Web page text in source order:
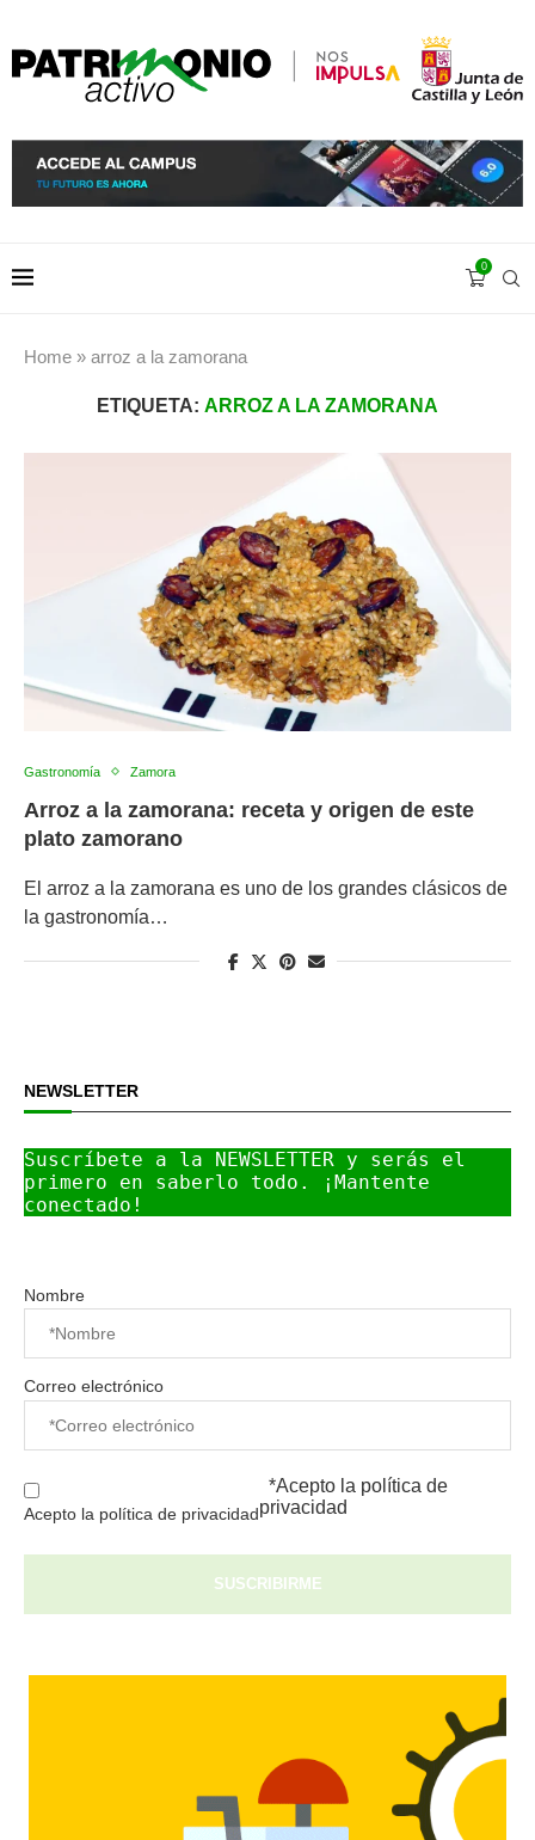
0
Home » arroz a la zamorana
ETIQUETA: ARROZ A LA ZAMORANA
Gastronomía Zamora
Arroz a la zamorana: receta y origen de este
plato zamorano
El arroz a la zamorana es uno de los grandes clásicos de
la gastronomía…
NEWSLETTER
Suscríbete a la NEWSLETTER y serás el
primero en saberlo todo. ¡Mantente
conectado!
Nombre
Correo electrónico
Acepto la política de privacidad
*Acepto la política de
privacidad